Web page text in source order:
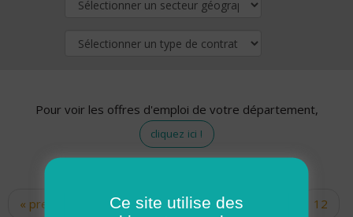
Pour voir les offres d'emploi de votre département,
cliquez ici !
« premier ‹ précédent … 10
12
Ce site utilise des